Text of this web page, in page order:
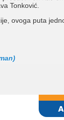
Tonković.
ovoga puta